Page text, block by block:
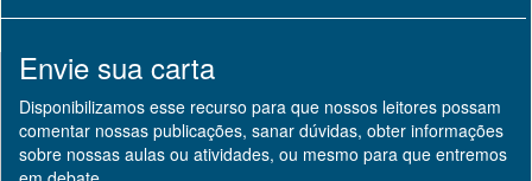
Envie sua carta
Disponibilizamos esse recurso para que nossos leitores possam
comentar nossas publicações, sanar dúvidas, obter informações
sobre nossas aulas ou atividades, ou mesmo para que entremos